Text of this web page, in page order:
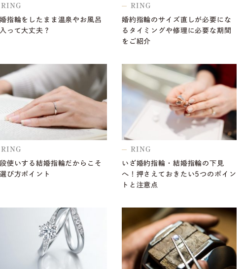
RING
指輪をしたまま温泉やお風呂
って大丈夫？
RING
婚約指輪のサイズ直しが必要にな
るタイミングや修理に必要な期間
をご紹介
RING
使いする結婚指輪だからこそ
び方ポイント
RING
いざ婚約指輪・結婚指輪の下見
へ！押さえておきたい5つのポイン
トと注意点